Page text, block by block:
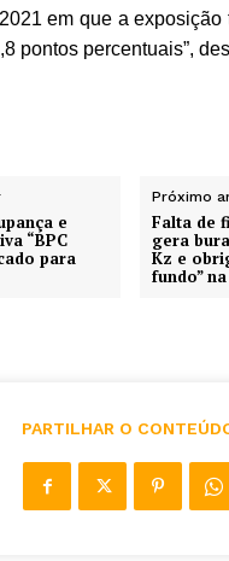
em que a exposição
pontos percentuais”,
e
“BPC
para
Próximo
Falta de
gera
Kz e
fundo”
PARTILHAR O